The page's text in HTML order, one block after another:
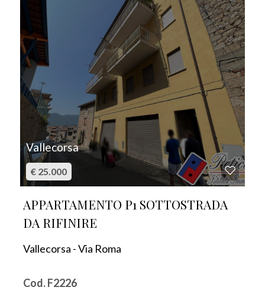
Vallecorsa
€ 25.000
APPARTAMENTO P1 SOTTOSTRADA
DA RIFINIRE
Vallecorsa - Via Roma
Cod. F2226